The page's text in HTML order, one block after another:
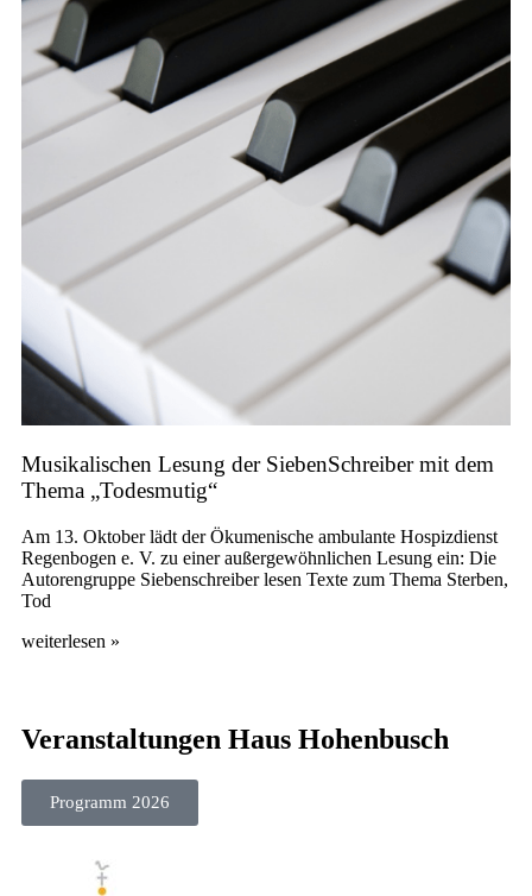
Musikalischen Lesung der SiebenSchreiber mit dem
Thema „Todesmutig“
Am 13. Oktober lädt der Ökumenische ambulante Hospizdienst
Regenbogen e. V. zu einer außergewöhnlichen Lesung ein: Die
Autorengruppe Siebenschreiber lesen Texte zum Thema Sterben,
Tod
weiterlesen »
Veranstaltungen Haus Hohenbusch
Programm 2026